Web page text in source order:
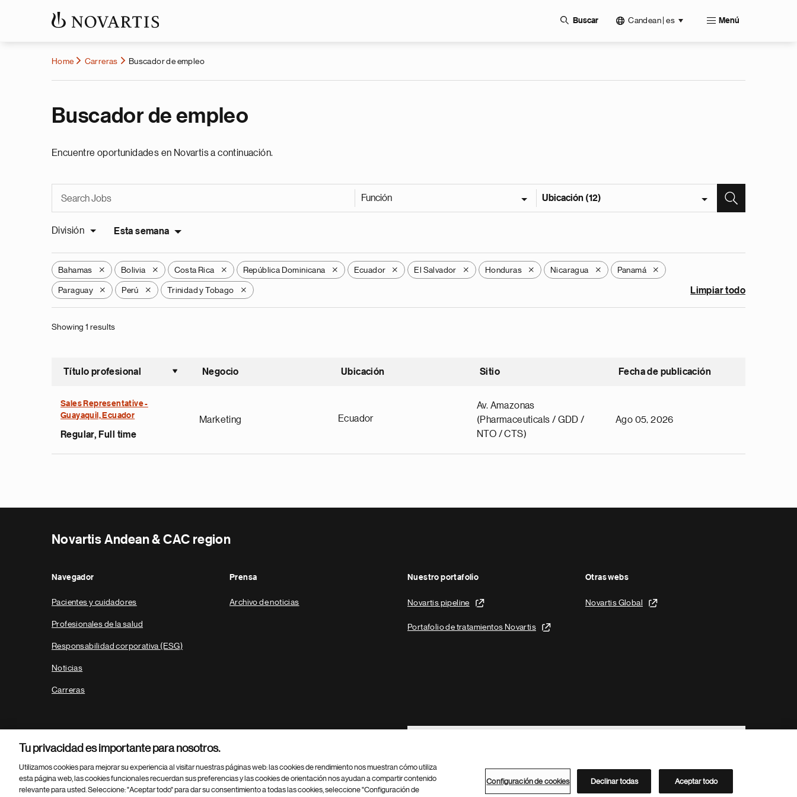
Buscar Candean | es Menú
Home Carreras Buscador de empleo
Buscador de empleo
Encuentre oportunidades en Novartis a continuación.
Función Ubicación (12)
División Esta semana
Bahamas X Bolivia X Costa Rica X República Dominicana X Ecuador X El Salvador X Honduras X Nicaragua X Panamá X
Paraguay X Perú X Trinidad y Tobago X Limpiar todo
Showing 1 results
Título profesional
Ordenar ascendente
Negocio Ubicación Sitio Fecha de publicación
Sales Representative -
Guayaquil, Ecuador
Regular, Full time
Marketing Ecuador
Av. Amazonas
(Pharmaceuticals / GDD /
NTO / CTS)
Ago 05, 2026
Novartis Andean & CAC region
Navegador
Pacientes y cuidadores
Profesionales de la salud
Responsabilidad corporativa (ESG)
Noticias
Carreras
Prensa
Archivo de noticias
Nuestro portafolio
Novartis pipeline
Portafolio de tratamientos Novartis
Otras webs
Novartis Global
Footer Site Search
Parte
© 2026 Novartis AG Directorio de Novartis
Tu privacidad es importante para nosotros.
Utilizamos cookies para mejorar su experiencia al visitar nuestras páginas web: las cookies de rendimiento nos muestran cómo utiliza
esta página web, las cookies funcionales recuerdan sus preferencias y las cookies de orientación nos ayudan a compartir contenido
relevante para usted. Seleccione: "Aceptar todo" para dar su consentimiento a todas las cookies, seleccione "Configuración de
Configuración de cookies Declinar todas Aceptar todo